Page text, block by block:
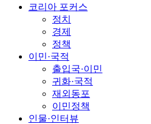
코리아 포커스
정치
경제
정책
이민·국적
출입국·이민
귀화·국적
재외동포
이민정책
인물·인터뷰